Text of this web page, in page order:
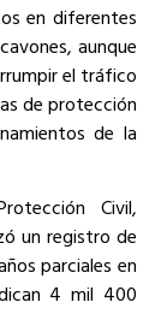
en diferentes
aunque
el tráfico
de protección
de la
Civil,
un registro de
parciales en
4 mil 400